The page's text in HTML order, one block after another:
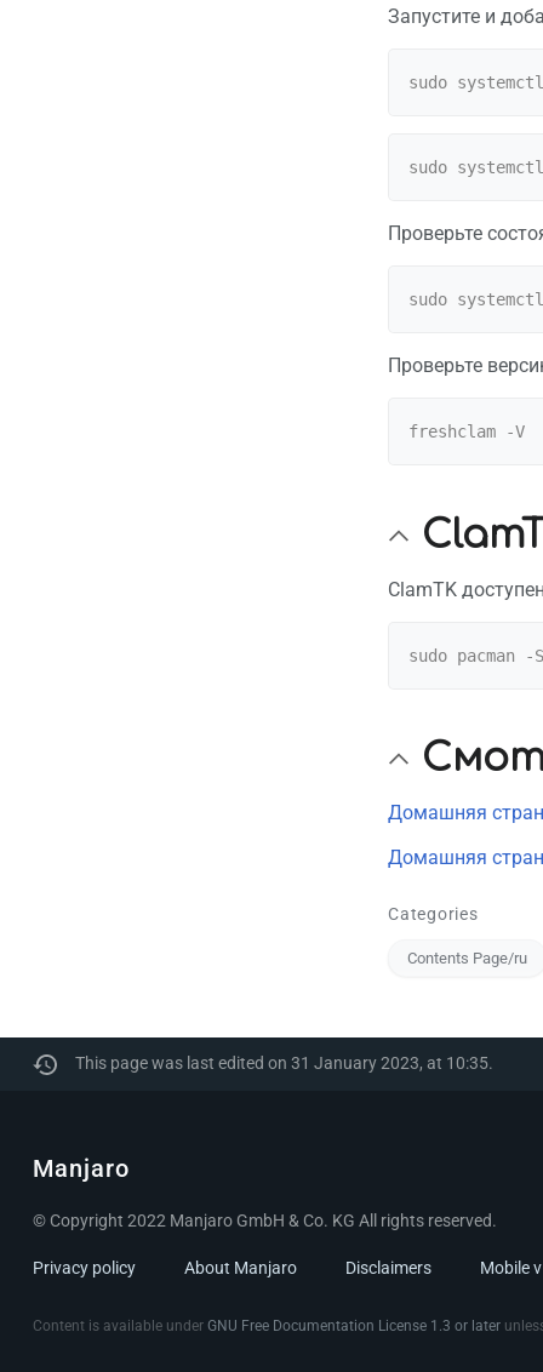
Запустите и
Проверьте
Проверьте
ClamTK
Домашняя
Домашняя
Categories
Contents Page/ru
This page was last edited on 31 January 2023, at 10:35.
Manjaro
© Copyright 2022 Manjaro GmbH & Co. KG All rights reserved.
Privacy policy About Manjaro Disclaimers Mobile
Content is available under GNU Free Documentation License 1.3 or later